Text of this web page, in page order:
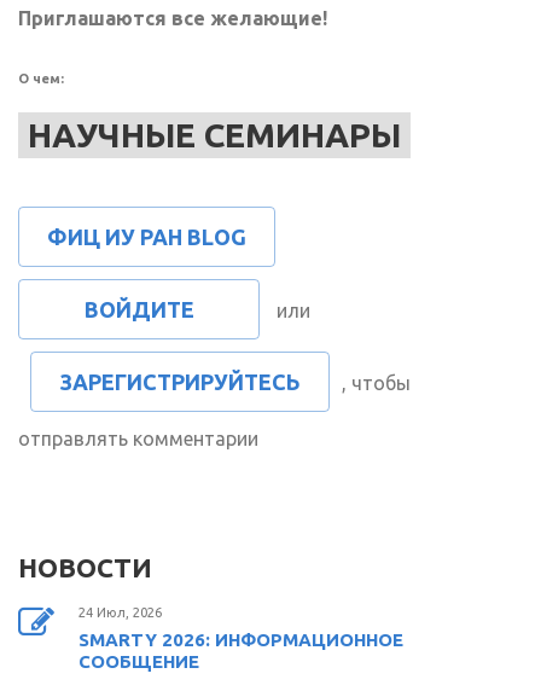
Приглашаются все желающие!
О чем:
НАУЧНЫЕ СЕМИНАРЫ
ФИЦ ИУ РАН BLOG
ВОЙДИТЕ или
ЗАРЕГИСТРИРУЙТЕСЬ , чтобы
отправлять комментарии
НОВОСТИ
24 Июл, 2026
SMARTY 2026: ИНФОРМАЦИОННОЕ
СООБЩЕНИЕ